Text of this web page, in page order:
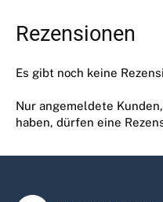
Rezensionen
Es gibt noch keine
Nur angemeldete
haben, dürfen eine